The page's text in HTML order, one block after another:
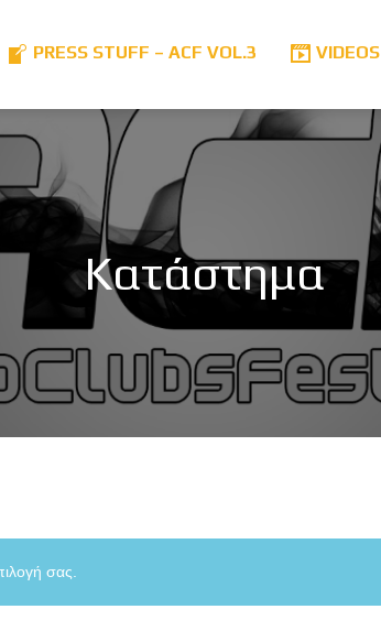
PRESS STUFF – ACF VOL.3 VIDEOS
Κατάστημα
σας.